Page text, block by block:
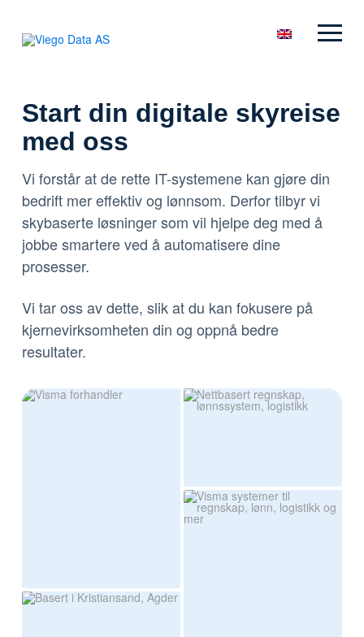
Start din digitale skyreise
med oss
Vi forstår at de rette IT-systemene kan gjøre din
bedrift mer effektiv og lønnsom. Derfor tilbyr vi
skybaserte løsninger som vil hjelpe deg med å
jobbe smartere ved å automatisere dine
prosesser.
Vi tar oss av dette, slik at du kan fokusere på
kjernevirksomheten din og oppnå bedre
resultater.